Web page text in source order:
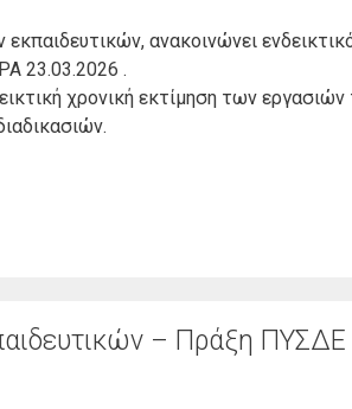
ανακοινώνει
23.03.2026 .
χρονική εκτίμηση των
– Πράξη